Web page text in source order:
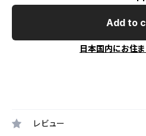
Add to
日本国内にお住
レビュー